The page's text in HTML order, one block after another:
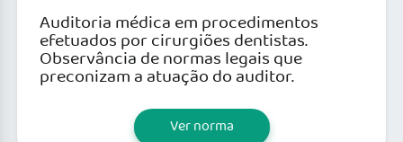
Auditoria médica em procedimentos
efetuados por cirurgiões dentistas.
Observância de normas legais que
preconizam a atuação do auditor.
Ver norma